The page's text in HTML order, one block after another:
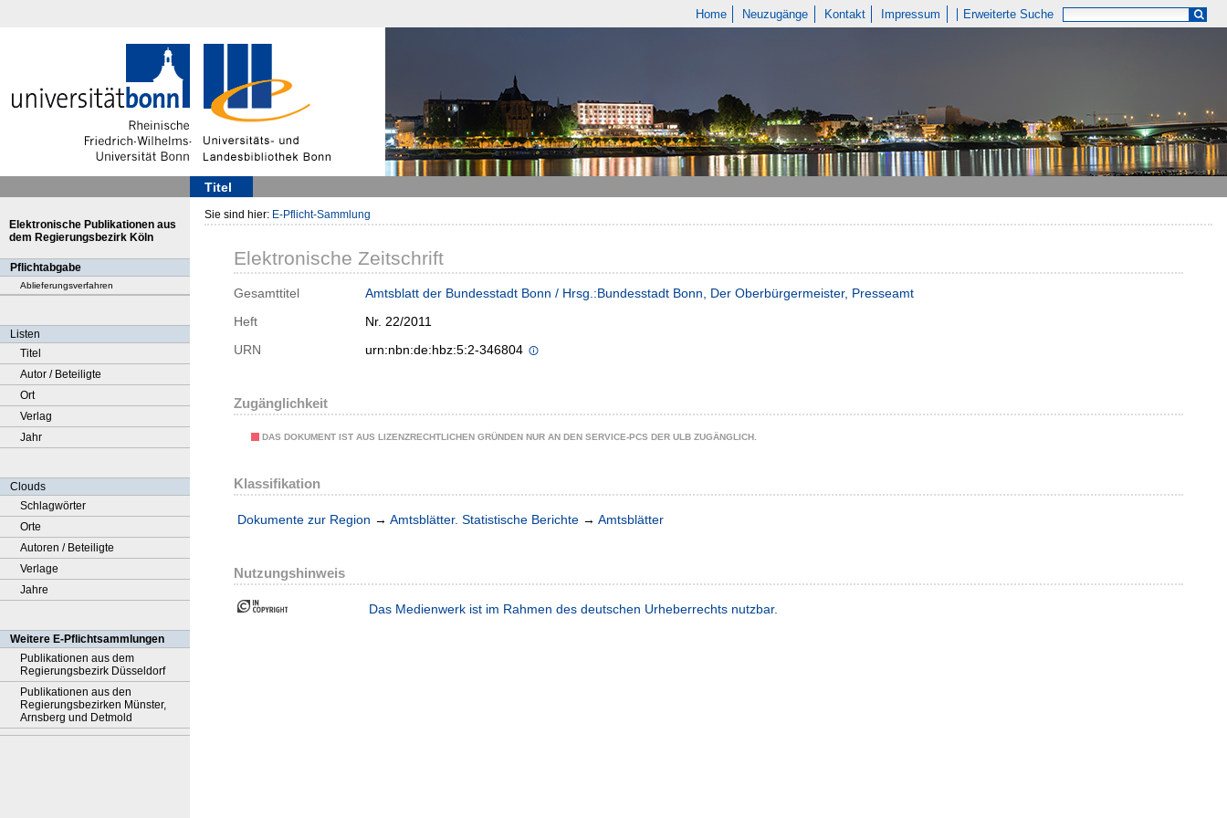
Home Neuzugänge Kontakt Impressum Erweiterte Suche
Titel
Elektronische Publikationen aus
dem Regierungsbezirk Köln
Pflichtabgabe
Ablieferungsverfahren
Listen
Titel
Autor / Beteiligte
Ort
Verlag
Jahr
Clouds
Schlagwörter
Orte
Autoren / Beteiligte
Verlage
Jahre
Weitere E-Pflichtsammlungen
Publikationen aus dem
Regierungsbezirk Düsseldorf
Publikationen aus den
Regierungsbezirken Münster,
Arnsberg und Detmold
Sie sind hier: E-Pflicht-Sammlung
Elektronische Zeitschrift
Gesamttitel
Amtsblatt der Bundesstadt Bonn / Hrsg.:Bundesstadt Bonn, Der Oberbürgermeister, Presseamt
Heft
Nr. 22/2011
URN
urn:nbn:de:hbz:5:2-346804
Zugänglichkeit
DAS DOKUMENT IST AUS LIZENZRECHTLICHEN GRÜNDEN NUR AN DEN SERVICE-PCS DER ULB ZUGÄNGLICH.
Klassifikation
Dokumente zur Region → Amtsblätter. Statistische Berichte → Amtsblätter
Nutzungshinweis
Das Medienwerk ist im Rahmen des deutschen Urheberrechts nutzbar.